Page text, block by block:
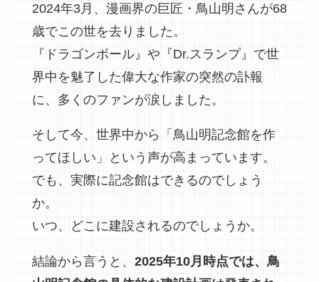
2024年3月、漫画界の巨匠・鳥山明さんが68
歳でこの世を去りました。
『ドラゴンボール』や『Dr.スランプ』で世
界中を魅了した偉大な作家の突然の訃報
に、多くのファンが涙しました。
そして今、世界中から「鳥山明記念館を作
ってほしい」という声が高まっています。
でも、実際に記念館はできるのでしょう
か。
いつ、どこに建設されるのでしょうか。
結論から言うと、 2025年10月時点では、鳥